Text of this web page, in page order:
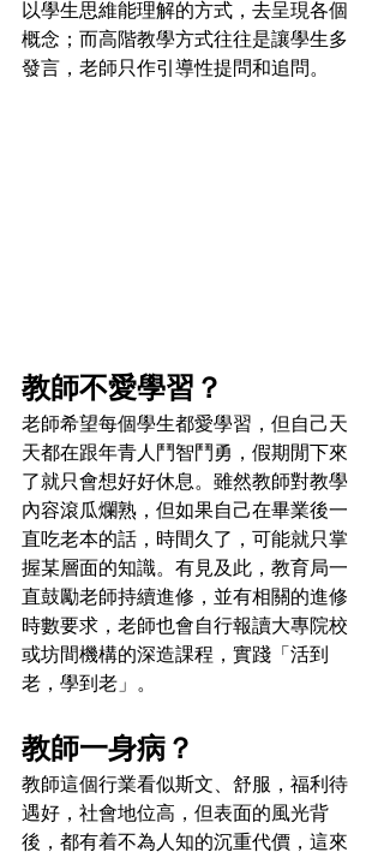
以學生思維能理解的方式，去呈現各個
概念；而高階教學方式往往是讓學生多
發言，老師只作引導性提問和追問。
教師不愛學習？
老師希望每個學生都愛學習，但自己天
天都在跟年青人鬥智鬥勇，假期閒下來
了就只會想好好休息。雖然教師對教學
內容滾瓜爛熟，但如果自己在畢業後一
直吃老本的話，時間久了，可能就只掌
握某層面的知識。有見及此，教育局一
直鼓勵老師持續進修，並有相關的進修
時數要求，老師也會自行報讀大專院校
或坊間機構的深造課程，實踐「活到
老，學到老」。
教師一身病？
教師這個行業看似斯文、舒服，福利待
遇好，社會地位高，但表面的風光背
後，都有着不為人知的沉重代價，這來